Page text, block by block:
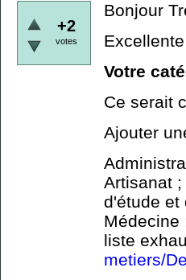
+2
votes
Bonjour
Votre
Ce serait
Ajouter
Artisanat
d'étude et
Médecine
liste
metiers/